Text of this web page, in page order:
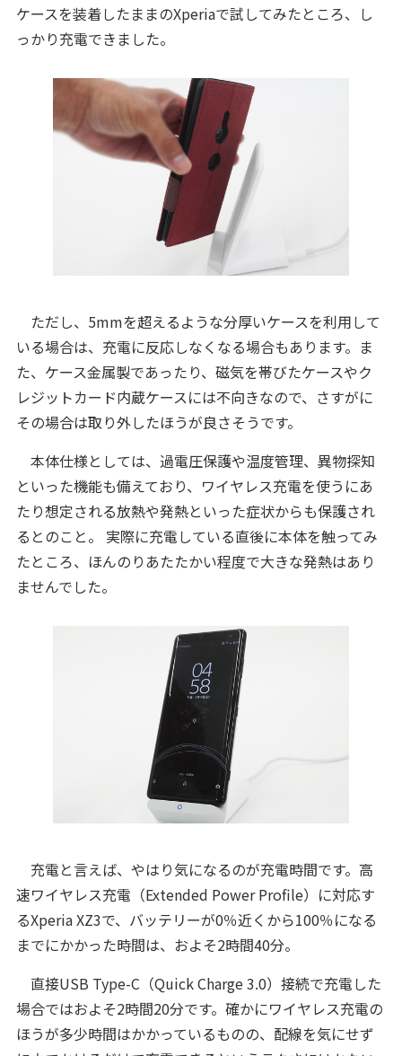
ケースを装着したままのXperiaで試してみたところ、し
っかり充電できました。
ただし、5mmを超えるような分厚いケースを利用して
いる場合は、充電に反応しなくなる場合もあります。ま
た、ケース金属製であったり、磁気を帯びたケースやク
レジットカード内蔵ケースには不向きなので、さすがに
その場合は取り外したほうが良さそうです。
本体仕様としては、過電圧保護や温度管理、異物探知
といった機能も備えており、ワイヤレス充電を使うにあ
たり想定される放熱や発熱といった症状からも保護され
るとのこと。 実際に充電している直後に本体を触ってみ
たところ、ほんのりあたたかい程度で大きな発熱はあり
ませんでした。
充電と言えば、やはり気になるのが充電時間です。高
速ワイヤレス充電（Extended Power Profile）に対応す
るXperia XZ3で、バッテリーが0％近くから100％になる
までにかかった時間は、およそ2時間40分。
直接USB Type-C（Quick Charge 3.0）接続で充電した
場合ではおよそ2時間20分です。確かにワイヤレス充電の
ほうが多少時間はかかっているものの、配線を気にせず